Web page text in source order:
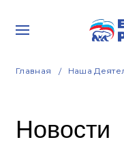
Главная Наша
Новости